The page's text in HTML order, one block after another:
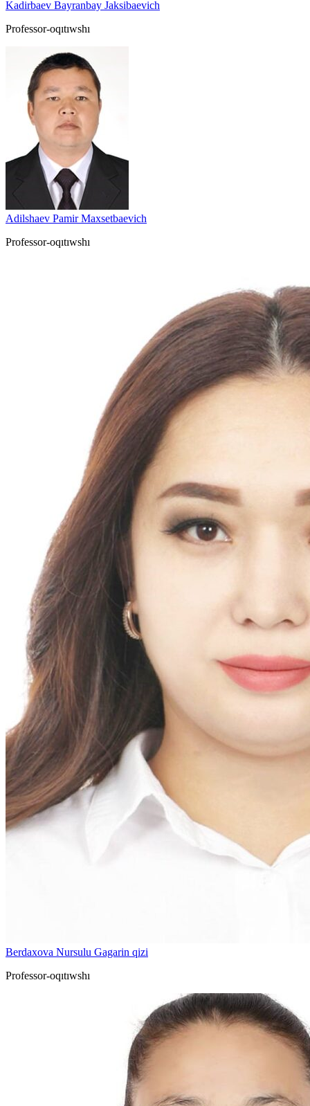
Kadirbaev Bayranbay Jaksibaevich
Professor-oqıtıwshı
Adilshaev Pamir Maxsetbaevich
Professor-oqıtıwshı
Berdaxova Nursulu Gagarin qizi
Professor-oqıtıwshı